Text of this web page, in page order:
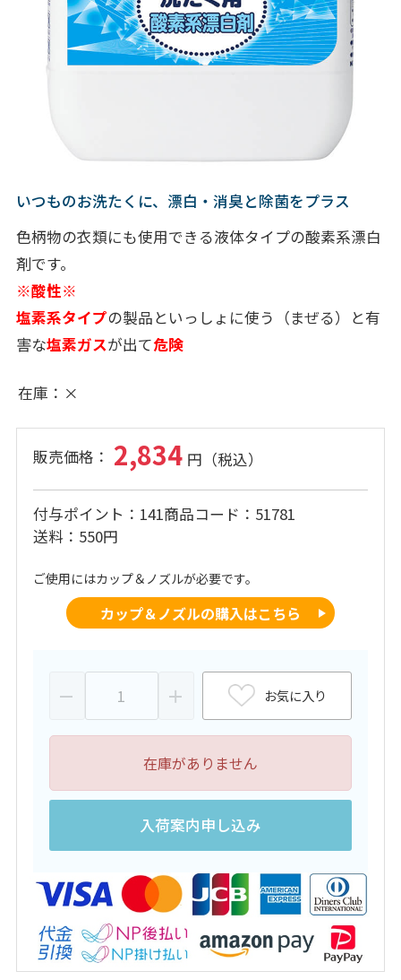
いつものお洗たくに、漂白・消臭と除菌をプラス
色柄物の衣類にも使用できる液体タイプの酸素系漂白
剤です。
※酸性※
塩素系タイプの製品といっしょに使う（まぜる）と有
害な塩素ガスが出て危険
在庫 ×
2,834
付与ポイント 141商品コード
51781
送料
550円
ご使用にはカップ＆ノズルが必要です。
カップ＆ノズルの購入はこちら
お気に入り
在庫がありません
入荷案内申し込み